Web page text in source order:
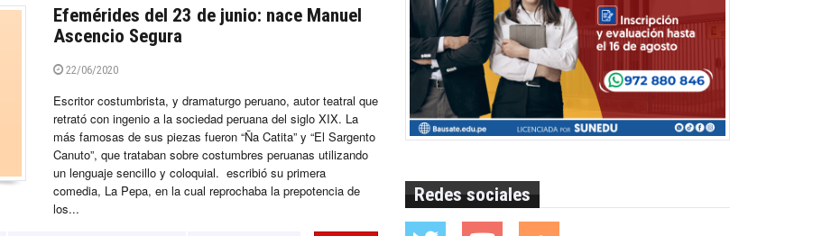
Efemérides del 23 de junio: nace Manuel
Ascencio Segura
22/06/2020
Escritor costumbrista, y dramaturgo peruano, autor teatral que
retrató con ingenio a la sociedad peruana del siglo XIX. La
más famosas de sus piezas fueron “Ña Catita” y “El Sargento
Canuto”, que trataban sobre costumbres peruanas utilizando
un lenguaje sencillo y coloquial. escribió su primera
comedia, La Pepa, en la cual reprochaba la prepotencia de
los...
Redes sociales